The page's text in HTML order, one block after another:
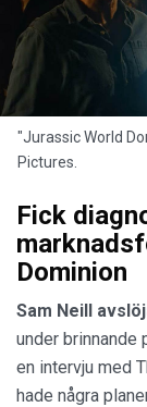
"Jurassic World
Pictures.
Fick
Dominion
Sam Neill
under brinnande
en intervju med
hade några